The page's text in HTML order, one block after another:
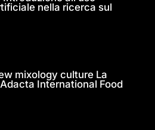
nella ricerca sul
mixology culture La
International Food